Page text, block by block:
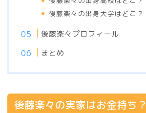
後藤楽々の出身大学はどこ？
後藤楽々プロフィール
まとめ
後藤楽々の実家はお金持ち？